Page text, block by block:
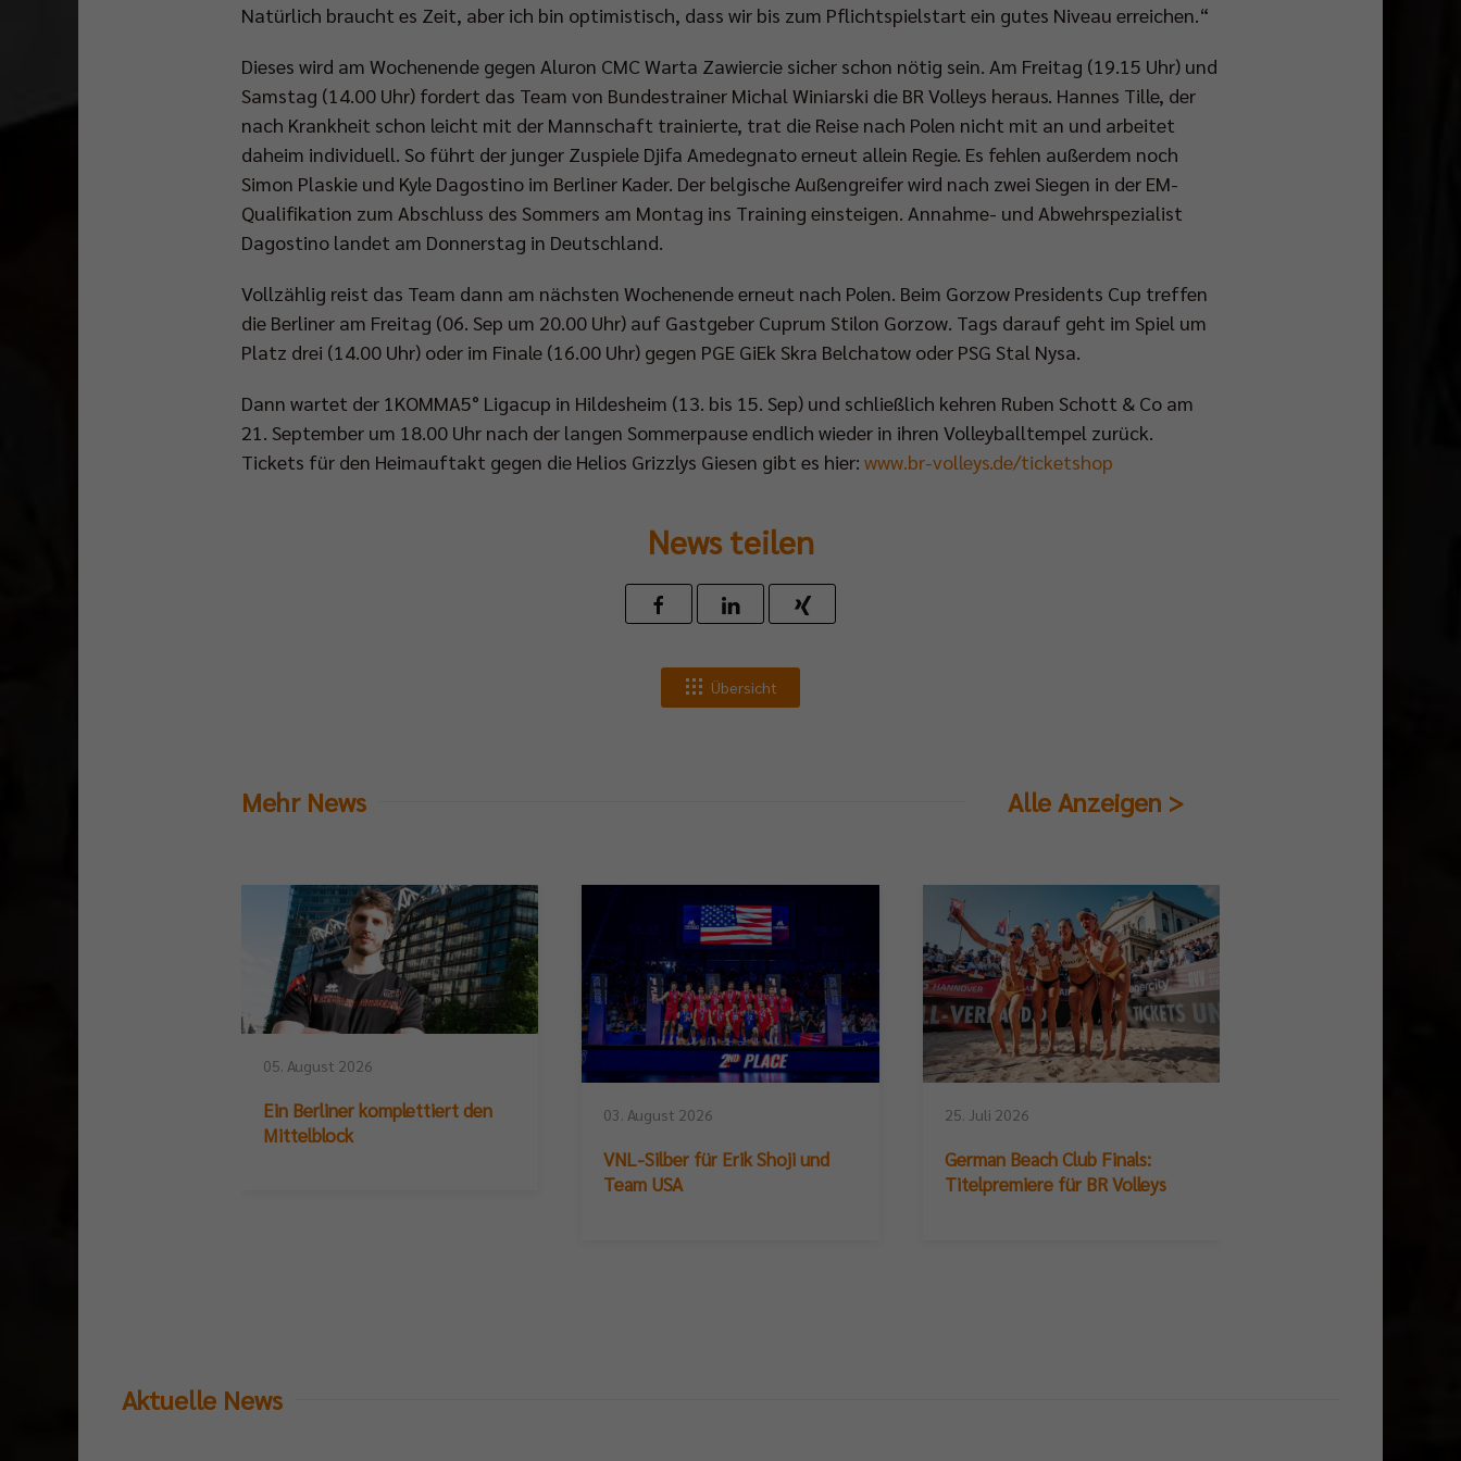
Natürlich braucht es Zeit, aber ich bin optimistisch, dass wir bis zum Pflichtspielstart ein gutes Niveau erreichen.“
Dieses wird am Wochenende gegen Aluron CMC Warta Zawiercie sicher schon nötig sein. Am Freitag (19.15 Uhr) und
Samstag (14.00 Uhr) fordert das Team von Bundestrainer Michal Winiarski die BR Volleys heraus. Hannes Tille, der
nach Krankheit schon leicht mit der Mannschaft trainierte, trat die Reise nach Polen nicht mit an und arbeitet
daheim individuell. So führt der junger Zuspiele Djifa Amedegnato erneut allein Regie. Es fehlen außerdem noch
Simon Plaskie und Kyle Dagostino im Berliner Kader. Der belgische Außengreifer wird nach zwei Siegen in der EM-
Qualifikation zum Abschluss des Sommers am Montag ins Training einsteigen. Annahme- und Abwehrspezialist
Dagostino landet am Donnerstag in Deutschland.
Vollzählig reist das Team dann am nächsten Wochenende erneut nach Polen. Beim Gorzow Presidents Cup treffen
die Berliner am Freitag (06. Sep um 20.00 Uhr) auf Gastgeber Cuprum Stilon Gorzow. Tags darauf geht im Spiel um
Platz drei (14.00 Uhr) oder im Finale (16.00 Uhr) gegen PGE GiEk Skra Belchatow oder PSG Stal Nysa.
Dann wartet der 1KOMMA5° Ligacup in Hildesheim (13. bis 15. Sep) und schließlich kehren Ruben Schott & Co am
21. September um 18.00 Uhr nach der langen Sommerpause endlich wieder in ihren Volleyballtempel zurück.
Tickets für den Heimauftakt gegen die Helios Grizzlys Giesen gibt es hier: www.br-volleys.de/ticketshop
News teilen
Übersicht
Mehr News Alle Anzeigen >
05. August 2026
Ein Berliner komplettiert den
Mittelblock
03. August 2026
VNL-Silber für Erik Shoji und
Team USA
25. Juli 2026
German Beach Club Finals:
Titelpremiere für BR Volleys
Aktuelle News